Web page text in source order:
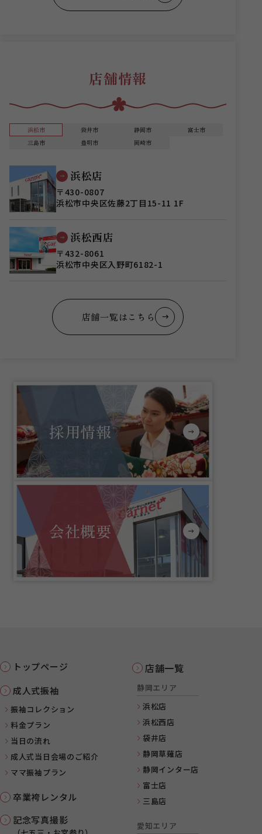
店舗情報
浜松市 袋井市 静岡市
富士市
三島市
豊明市 岡崎市
浜松店
〒430-0807
浜松市中央区佐藤2丁目15-11 1F
浜松西店
〒432-8061
浜松市中央区入野町6182-1
店舗一覧はこちら
採用情報
会社概要
トップページ
成人式振袖
振袖コレクション
料金プラン
当日の流れ
成人式当日会場のご紹介
ママ振袖プラン
卒業袴レンタル
記念写真撮影
店舗一覧
静岡エリア
浜松店
浜松西店
袋井店
静岡草薙店
静岡インター店
富士店
三島店
愛知エリア